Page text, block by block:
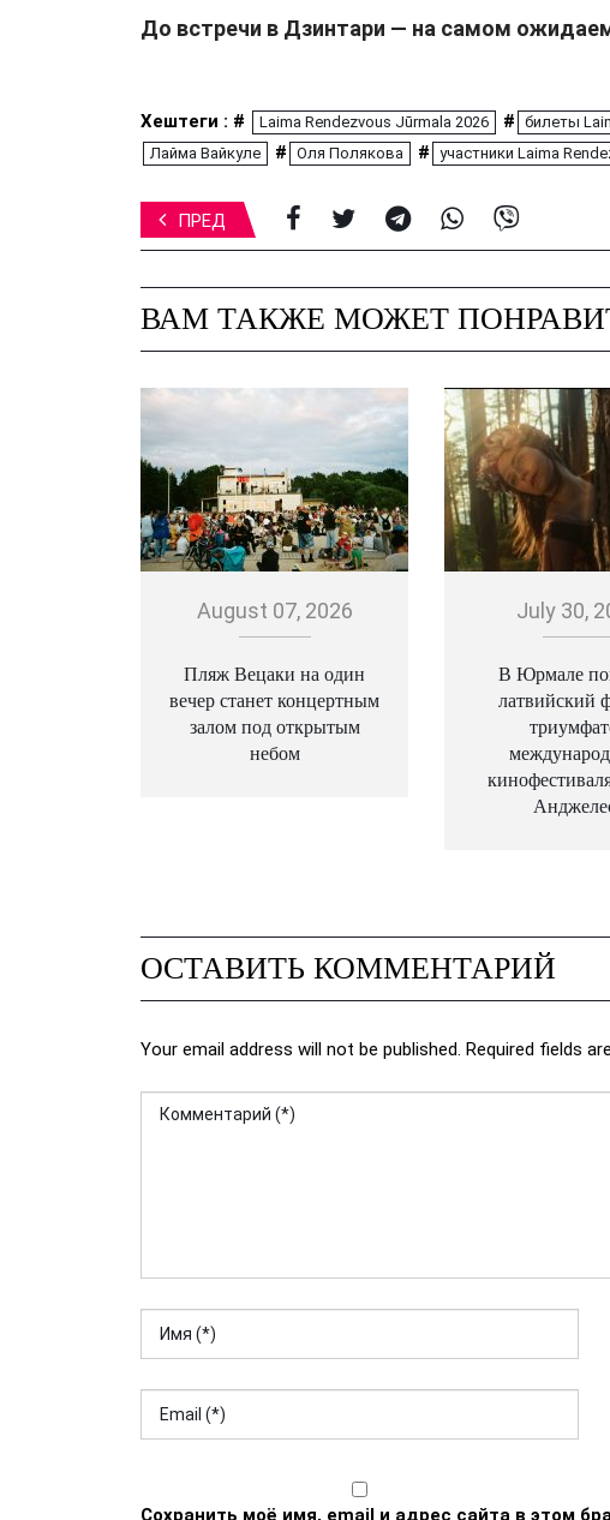
До встречи в Дзинтари — на самом
Хештеги : # Laima Rendezvous Jūrmala 2026 # билеты
Лайма Вайкуле # Оля Полякова # участники Laima
ПРЕД
ВАМ ТАКЖЕ МОЖЕТ
August 07, 2026
Пляж Вецаки на один
вечер станет концертным
залом под открытым
небом
July 30,
В Юрмале
латвийский
ОСТАВИТЬ КОММЕНТАРИЙ
Your email address will not be published. Required fields
Сохранить моё имя, email и адрес сайта в этом